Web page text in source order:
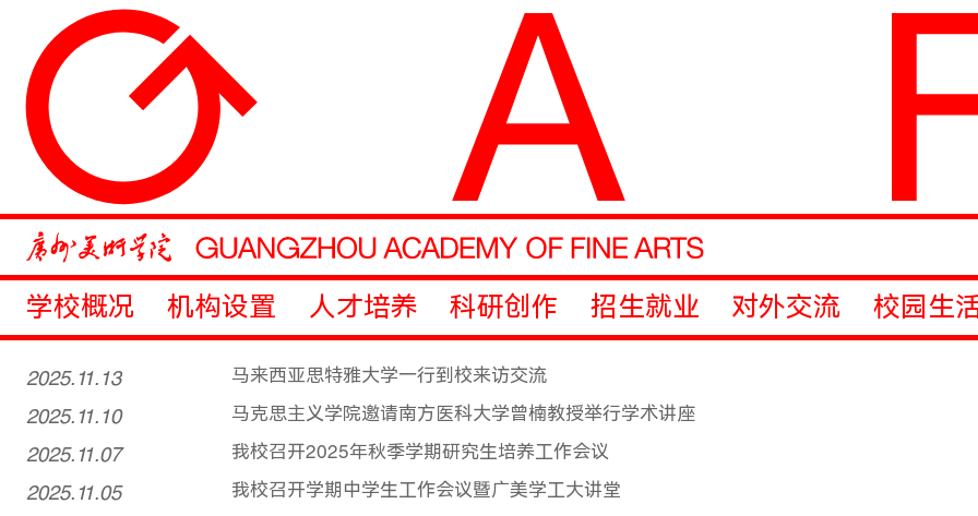
学校概况 机构设置 人才培养 科研创作 招生就业 对外交流 校园生
2025.11.13 马来西亚思特雅大学一行到校来访交流
2025.11.10 马克思主义学院邀请南方医科大学曾楠教授举行学术讲座
2025.11.07 我校召开2025年秋季学期研究生培养工作会议
2025.11.05 我校召开学期中学生工作会议暨广美学工大讲堂